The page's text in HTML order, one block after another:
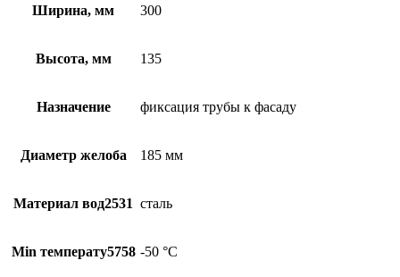
Ширина, мм 300
Высота, мм 135
Назначение фиксация трубы к фасаду
Диаметр желоба 185 мм
Материал вод2531 сталь
Min температу5758 -50 °С